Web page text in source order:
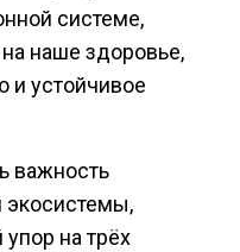
системе,
наше здоровье,
и устойчивое
важность
экосистемы,
на трёх